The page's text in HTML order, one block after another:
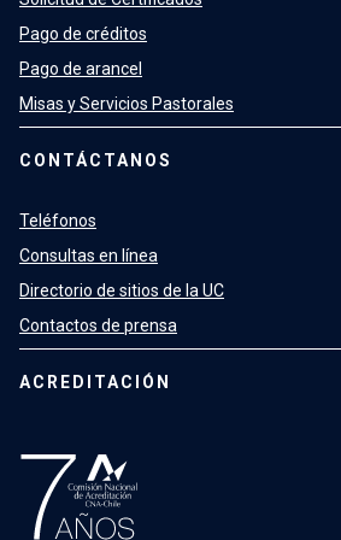
Pago de créditos
Pago de arancel
Misas y Servicios Pastorales
CONTÁCTANOS
Teléfonos
Consultas en línea
Directorio de sitios de la UC
Contactos de prensa
ACREDITACIÓN